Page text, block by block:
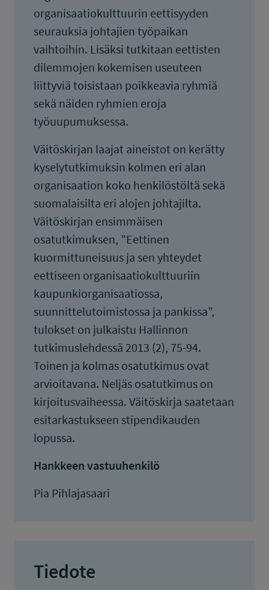
organisaatiokulttuurin eettisyyden
seurauksia johtajien työpaikan
vaihtoihin. Lisäksi tutkitaan eettisten
dilemmojen kokemisen useuteen
liittyviä toisistaan poikkeavia ryhmiä
sekä näiden ryhmien eroja
työuupumuksessa.
Väitöskirjan laajat aineistot on kerätty
kyselytutkimuksin kolmen eri alan
organisaation koko henkilöstöltä sekä
suomalaisilta eri alojen johtajilta.
Väitöskirjan ensimmäisen
osatutkimuksen, ”Eettinen
kuormittuneisuus ja sen yhteydet
eettiseen organisaatiokulttuuriin
kaupunkiorganisaatiossa,
suunnittelutoimistossa ja pankissa”,
tulokset on julkaistu Hallinnon
tutkimuslehdessä 2013 (2), 75-94.
Toinen ja kolmas osatutkimus ovat
arvioitavana. Neljäs osatutkimus on
kirjoitusvaiheessa. Väitöskirja saatetaan
esitarkastukseen stipendikauden
lopussa.
Hankkeen vastuuhenkilö
Pia Pihlajasaari
Tiedote